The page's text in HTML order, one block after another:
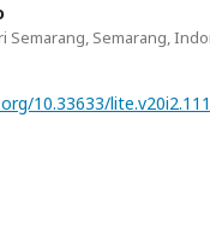
Semarang, Semarang,
10.33633/